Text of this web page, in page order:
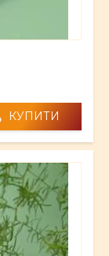
КУПИТИ